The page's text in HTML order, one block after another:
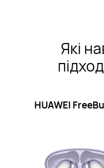
Які
HUAWEI